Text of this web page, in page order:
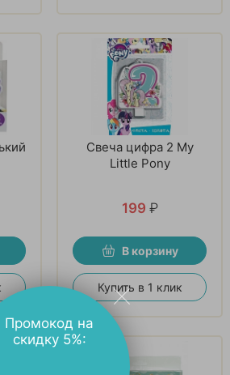
Свеча цифра 2 My
Little Pony
199 ₽
В корзину
Купить в 1 клик
Промокод на
скидку 5%: